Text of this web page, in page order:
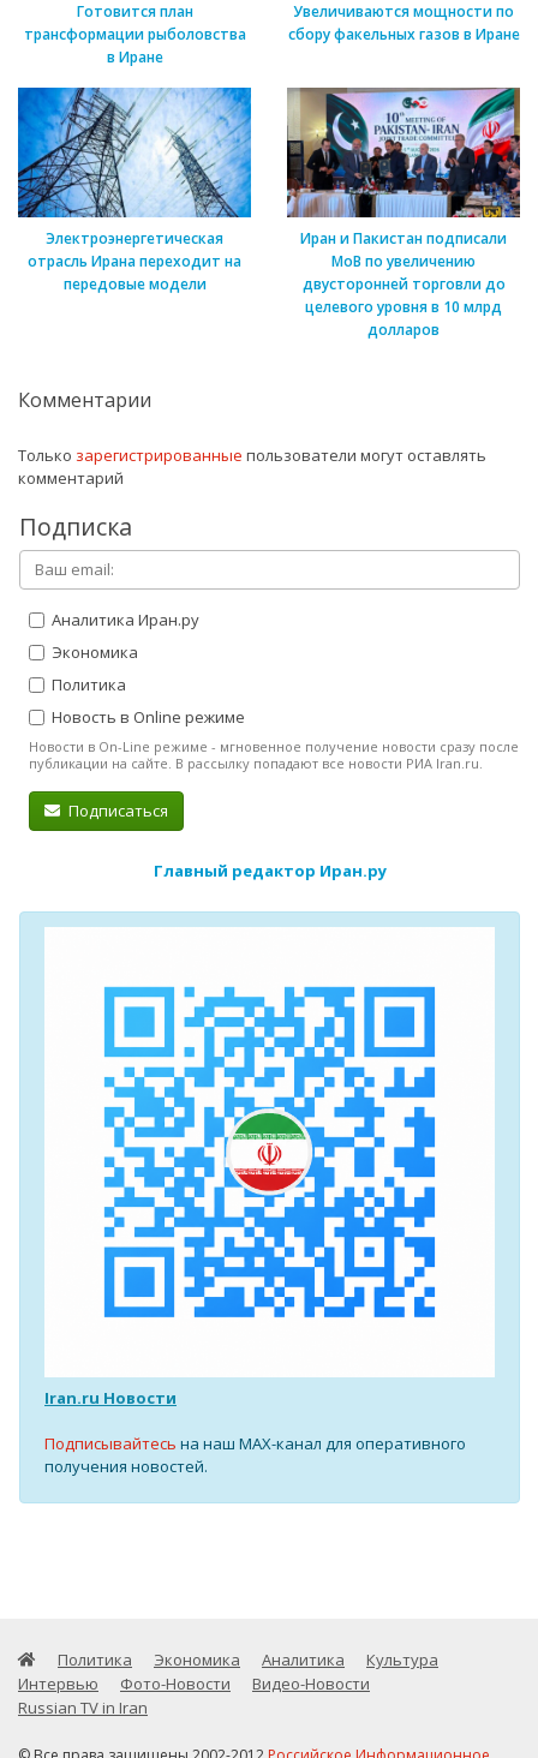
Готовится план
трансформации рыболовства
в Иране
Увеличиваются мощности по
сбору факельных газов в Иране
Электроэнергетическая
отрасль Ирана переходит на
передовые модели
Иран и Пакистан подписали
МоВ по увеличению
двусторонней торговли до
целевого уровня в 10 млрд
долларов
Комментарии
Только зарегистрированные пользователи могут оставлять
комментарий
Подписка
Аналитика Иран.ру
Экономика
Политика
Новость в Online режиме
Новости в On-Line режиме - мгновенное получение новости сразу после
публикации на сайте. В рассылку попадают все новости РИА Iran.ru.
Подписаться
Главный редактор Иран.ру
Iran.ru Новости
Подписывайтесь на наш MAX-канал для оперативного
получения новостей.
Политика Экономика Аналитика
Культура
Интервью
Фото-Новости
Видео-Новости
Russian TV in Iran